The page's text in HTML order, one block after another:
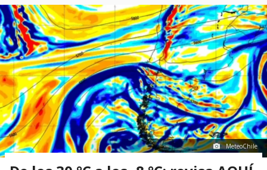
MeteoChile